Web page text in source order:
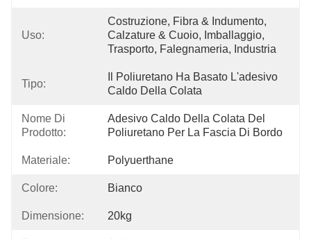
Uso:
Costruzione, Fibra & Indumento,
Calzature & Cuoio, Imballaggio,
Trasporto, Falegnameria, Industria
Tipo:
Il Poliuretano Ha Basato L'adesivo
Caldo Della Colata
Nome Di
Prodotto:
Adesivo Caldo Della Colata Del
Poliuretano Per La Fascia Di Bordo
Materiale: Polyuerthane
Colore: Bianco
Dimensione: 20kg